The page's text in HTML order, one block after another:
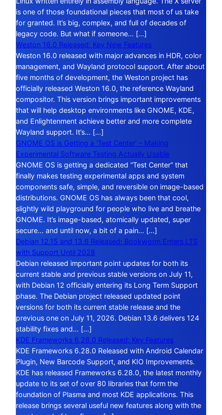
is one of those foundational pieces that most of us take
for granted. It’s big, complex, and full of decades of
legacy code. But what if someone… […]
Weston 16.0 Released: Key New Features
Weston 16.0 released with major advances in HDR, color
management, and Wayland protocol support. After about
five months of development, the Weston project has
officially released Weston 16.0, the reference Wayland
compositor. This version brings important improvements
that will help desktop environments like GNOME, KDE,
and Enlightenment achieve better and more complete
Wayland support. It’s… […]
GNOME OS is Getting a ‘Test Center’ – Making
Experimental Software Testing Actually Usable
GNOME OS is getting a dedicated “Test Center” that
finally makes testing experimental apps and system
components safe, simple, and reversible on image-based
distributions. GNOME OS has always been that cool,
slightly wild playground for people who live and breathe
GNOME. It’s image-based, atomically updated, super
secure… and until now, a bit of a pain… […]
Debian 12.15 and 13.6 Released: Bookworm Enters LTS
with Support Until 2028
Debian released important point updates for both its
current stable and previous stable versions on July 11,
with Debian 12 officially entering its Long Term Support
phase. The Debian project released updated point
versions for both its current stable release and the
previous one on July 11, 2026. Debian 13.6 delivers 124
stability fixes and… […]
KDE Frameworks 6.28.0 Released: Key Features
KDE Frameworks 6.28.0 Released with Android Calendar
Plugin, New Barcode Support, and KIO Improvements.
KDE has released Frameworks 6.28.0, the latest monthly
update to its set of over 80 libraries that form the
foundation of Plasma and most KDE applications. This
release brings several useful new features along with the